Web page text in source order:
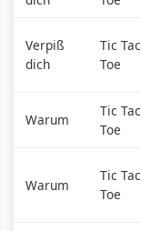
Verpiß
dich
Tic Tac
Toe
Warum
Tic Tac
Toe
Warum
Tic Tac
Toe